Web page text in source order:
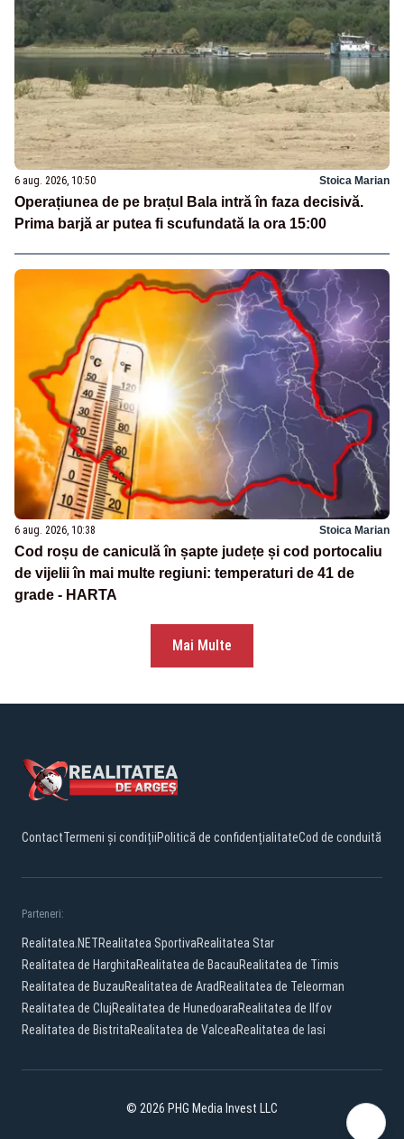
6 aug. 2026, 10:50 Stoica Marian
Operațiunea de pe brațul Bala intră în faza decisivă.
Prima barjă ar putea fi scufundată la ora 15:00
6 aug. 2026, 10:38 Stoica Marian
Cod roșu de caniculă în șapte județe și cod portocaliu
de vijelii în mai multe regiuni: temperaturi de 41 de
grade - HARTA
Mai Multe
ContactTermeni și condițiiPolitică de confidențialitateCod de conduită
Parteneri:
Realitatea.NETRealitatea SportivaRealitatea Star
Realitatea de HarghitaRealitatea de BacauRealitatea de Timis
Realitatea de BuzauRealitatea de Arad Realitatea de Teleorman
Realitatea de ClujRealitatea de HunedoaraRealitatea de Ilfov
Realitatea de BistritaRealitatea de ValceaRealitatea de Iasi
© 2026 PHG Media Invest LLC